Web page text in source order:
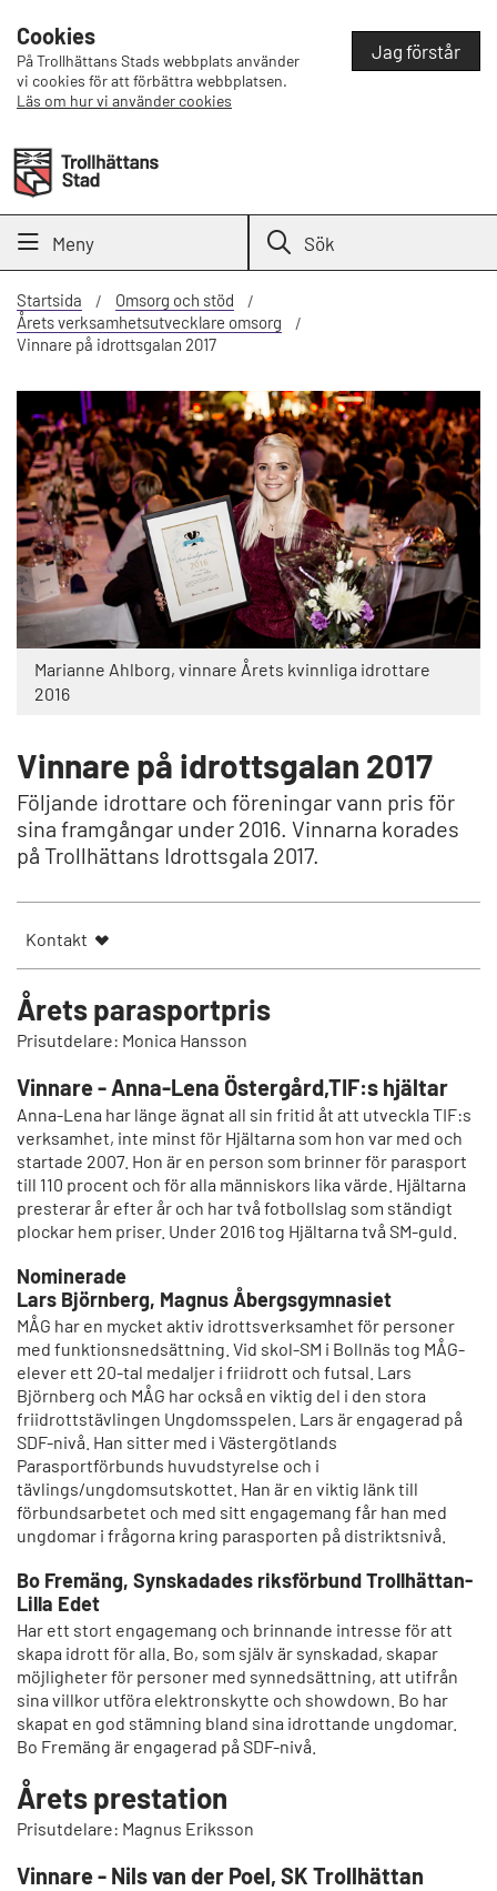
Cookies
På Trollhättans Stads webbplats använder
vi cookies för att förbättra webbplatsen.
Läs om hur vi använder cookies
Jag förstår
Meny Sök
Startsida
Omsorg och stöd
Årets verksamhetsutvecklare omsorg
Vinnare på idrottsgalan 2017
Marianne Ahlborg, vinnare Årets kvinnliga idrottare
2016
Vinnare på idrottsgalan 2017
Följande idrottare och föreningar vann pris för
sina framgångar under 2016. Vinnarna korades
på Trollhättans Idrottsgala 2017.
Kontakt
Årets parasportpris
Prisutdelare: Monica Hansson
Vinnare - Anna-Lena Östergård,TIF:s hjältar
Anna-Lena har länge ägnat all sin fritid åt att utveckla TIF:s
verksamhet, inte minst för Hjältarna som hon var med och
startade 2007. Hon är en person som brinner för parasport
till 110 procent och för alla människors lika värde. Hjältarna
presterar år efter år och har två fotbollslag som ständigt
plockar hem priser. Under 2016 tog Hjältarna två SM-guld.
Nominerade
Lars Björnberg, Magnus Åbergsgymnasiet
MÅG har en mycket aktiv idrottsverksamhet för personer
med funktionsnedsättning. Vid skol-SM i Bollnäs tog MÅG-
elever ett 20-tal medaljer i friidrott och futsal. Lars
Björnberg och MÅG har också en viktig del i den stora
friidrottstävlingen Ungdomsspelen. Lars är engagerad på
SDF-nivå. Han sitter med i Västergötlands
Parasportförbunds huvudstyrelse och i
tävlings/ungdomsutskottet. Han är en viktig länk till
förbundsarbetet och med sitt engagemang får han med
ungdomar i frågorna kring parasporten på distriktsnivå.
Bo Fremäng, Synskadades riksförbund Trollhättan-
Lilla Edet
Har ett stort engagemang och brinnande intresse för att
skapa idrott för alla. Bo, som själv är synskadad, skapar
möjligheter för personer med synnedsättning, att utifrån
sina villkor utföra elektronskytte och showdown. Bo har
skapat en god stämning bland sina idrottande ungdomar.
Bo Fremäng är engagerad på SDF-nivå.
Årets prestation
Prisutdelare: Magnus Eriksson
Vinnare - Nils van der Poel, SK Trollhättan